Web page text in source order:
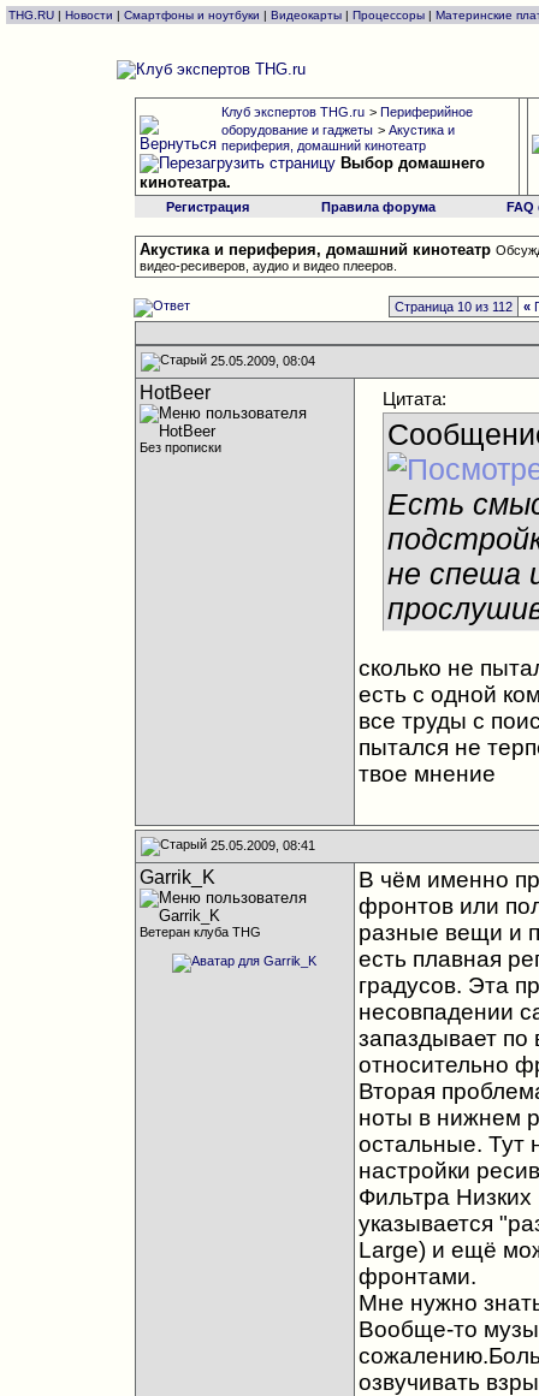
THG.RU | Новости | Смартфоны и ноутбуки | Видеокарты | Процессоры | Материнские
Клуб экспертов THG.ru > Периферийное
оборудование и гаджеты > Акустика и
периферия, домашний кинотеатр
Выбор домашнего
кинотеатра.
Регистрация Правила форума
Акустика и периферия, домашний кинотеатр
видео-ресиверов, аудио и видео плееров.
Страница 10 из 112 «
25.05.2009, 08:04
HotBeer
Без прописки
Цитата:
Есть
не спеша
сколько не
есть с одной
все труды с
пытался не
твое мнение
25.05.2009, 08:41
Garrik_K
Ветеран клуба THG
В чём именно
фронтов или
разные вещи и
есть плавная
градусов. Эта
несовпадении
запаздывает
относительно
Вторая
ноты в нижнем
остальные. Тут
настройки
Фильтра
указывается
Large) и ещё
фронтами.
Мне нужно
Вообще-то
озвучивать